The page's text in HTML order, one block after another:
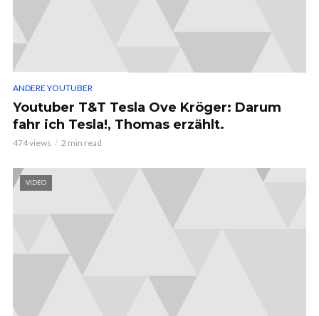
ANDERE YOUTUBER
Youtuber T&T Tesla Ove Kröger: Darum
fahr ich Tesla!, Thomas erzählt.
474 views 2 min read
VIDEO